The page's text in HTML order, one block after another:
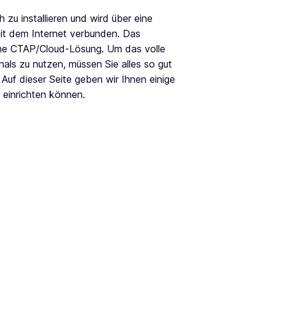
zu installieren und wird über eine
dem Internet verbunden. Das
CTAP/Cloud-Lösung. Um das volle
zu nutzen, müssen Sie alles so gut
dieser Seite geben wir Ihnen einige
können.